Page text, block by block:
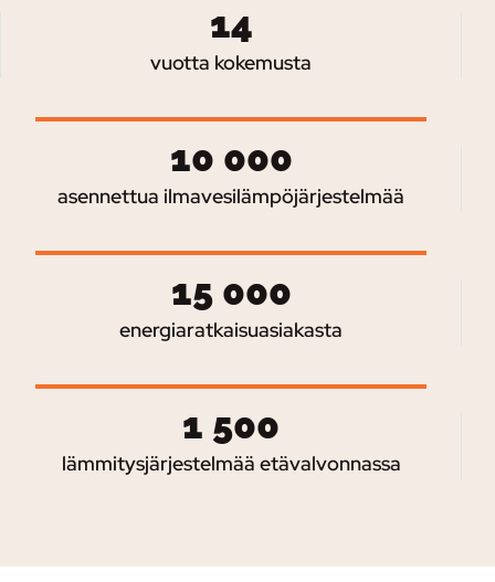
14
vuotta kokemusta
10 000
asennettua ilmavesilämpöjärjestelmää
15 000
energiaratkaisuasiakasta
1 500
lämmitysjärjestelmää etävalvonnassa